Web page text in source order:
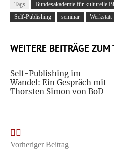
Tags Bundesakademie für kulturelle
Self-Publishing
seminar Werkstatt
WEITERE BEITRÄGE
Self-Publishing im
Wandel: Ein Gespräch mit
Thorsten Simon von BoD
Vorheriger Beitrag